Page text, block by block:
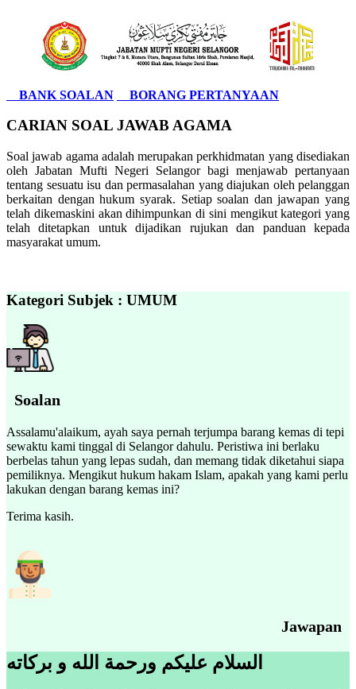
BANK SOALAN BORANG PERTANYAAN
CARIAN SOAL JAWAB AGAMA
Soal jawab agama adalah merupakan perkhidmatan yang disediakan
oleh Jabatan Mufti Negeri Selangor bagi menjawab pertanyaan
tentang sesuatu isu dan permasalahan yang diajukan oleh pelanggan
berkaitan dengan hukum syarak. Setiap soalan dan jawapan yang
telah dikemaskini akan dihimpunkan di sini mengikut kategori yang
telah ditetapkan untuk dijadikan rujukan dan panduan kepada
masyarakat umum.
Kategori Subjek : UMUM
Soalan
Assalamu'alaikum, ayah saya pernah terjumpa barang kemas di tepi
sewaktu kami tinggal di Selangor dahulu. Peristiwa ini berlaku
berbelas tahun yang lepas sudah, dan memang tidak diketahui siapa
pemiliknya. Mengikut hukum hakam Islam, apakah yang kami perlu
lakukan dengan barang kemas ini?
Terima kasih.
Jawapan
السلام عليكم ورحمة الله و بركاته